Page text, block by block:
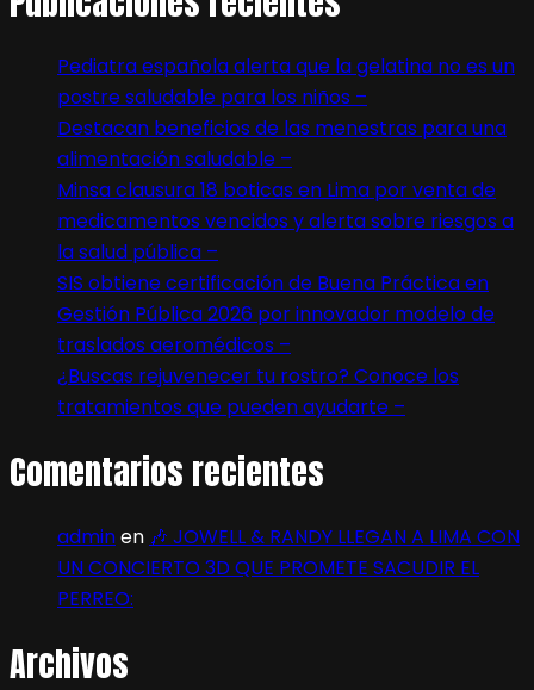
Pediatra española alerta que la gelatina no es un
postre saludable para los niños –
Destacan beneficios de las menestras para una
alimentación saludable –
Minsa clausura 18 boticas en Lima por venta de
medicamentos vencidos y alerta sobre riesgos a
la salud pública –
SIS obtiene certificación de Buena Práctica en
Gestión Pública 2026 por innovador modelo de
traslados aeromédicos –
¿Buscas rejuvenecer tu rostro? Conoce los
tratamientos que pueden ayudarte –
Comentarios recientes
adminen 🎶 JOWELL & RANDY LLEGAN A LIMA CON
UN CONCIERTO 3D QUE PROMETE SACUDIR EL
PERREO:
Archivos